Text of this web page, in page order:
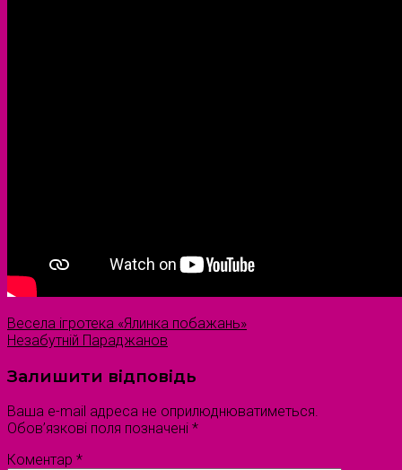
Весела ігротека «Ялинка побажань»
Незабутній Параджанов
Залишити відповідь
Ваша e-mail адреса не оприлюднюватиметься.
Обов’язкові поля позначені *
Коментар *